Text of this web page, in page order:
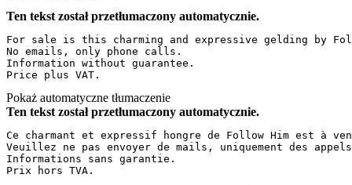
Ten tekst został przetłumaczony automatycznie.
For sale is this charming and expressive gelding by
No emails, only phone calls.
Information without guarantee.
Price plus VAT.
Pokaż automatyczne tłumaczenie
Ten tekst został przetłumaczony automatycznie.
Ce charmant et expressif hongre de Follow Him est à
Veuillez ne pas envoyer de mails, uniquement des
Informations sans garantie.
Prix hors TVA.